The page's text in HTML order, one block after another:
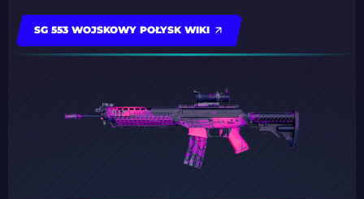
SG 553 WOJSKOWY POŁYSK WIKI